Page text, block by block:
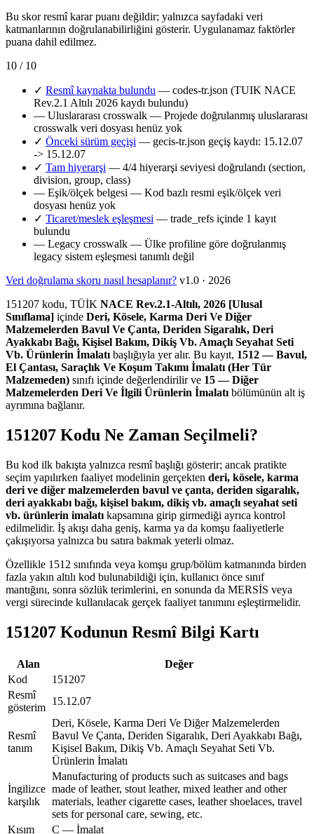
Bu skor resmî karar puanı değildir; yalnızca sayfadaki veri
katmanlarının doğrulanabilirliğini gösterir. Uygulanamaz faktörler
puana dahil edilmez.
10 / 10
✓ Resmî kaynakta bulundu — codes-tr.json (TUIK NACE
Rev.2.1 Altılı 2026 kaydı bulundu)
— Uluslararası crosswalk — Projede doğrulanmış uluslararası
crosswalk veri dosyası henüz yok
✓ Önceki sürüm geçişi — gecis-tr.json geçiş kaydı: 15.12.07
-> 15.12.07
✓ Tam hiyerarşi — 4/4 hiyerarşi seviyesi doğrulandı (section,
division, group, class)
— Eşik/ölçek belgesi — Kod bazlı resmi eşik/ölçek veri
dosyası henüz yok
✓ Ticaret/meslek eşleşmesi — trade_refs içinde 1 kayıt
bulundu
— Legacy crosswalk — Ülke profiline göre doğrulanmış
legacy sistem eşleşmesi tanımlı değil
Veri doğrulama skoru nasıl hesaplanır? v1.0 · 2026
151207 kodu, TÜİK NACE Rev.2.1-Altılı, 2026 [Ulusal
Sınıflama] içinde Deri, Kösele, Karma Deri Ve Diğer
Malzemelerden Bavul Ve Çanta, Deriden Sigaralık, Deri
Ayakkabı Bağı, Kişisel Bakım, Dikiş Vb. Amaçlı Seyahat Seti
Vb. Ürünlerin İmalatıbaşlığıyla yer alır. Bu kayıt, 1512 — Bavul,
El Çantası, Saraçlık Ve Koşum Takımı İmalatı (Her Tür
Malzemeden) sınıfı içinde değerlendirilir ve 15 — Diğer
Malzemelerden Deri Ve İlgili Ürünlerin İmalatıbölümünün alt iş
ayrımına bağlanır.
151207 Kodu Ne Zaman Seçilmeli?
Bu kod ilk bakışta yalnızca resmî başlığı gösterir; ancak pratikte
seçim yapılırken faaliyet modelinin gerçekten deri, kösele, karma
deri ve diğer malzemelerden bavul ve çanta, deriden sigaralık,
deri ayakkabı bağı, kişisel bakım, dikiş vb. amaçlı seyahat seti
vb. ürünlerin imalatı kapsamına girip girmediği ayrıca kontrol
edilmelidir. İş akışı daha geniş, karma ya da komşu faaliyetlerle
çakışıyorsa yalnızca bu satıra bakmak yeterli olmaz.
Özellikle 1512 sınıfında veya komşu grup/bölüm katmanında birden
fazla yakın altılı kod bulunabildiği için, kullanıcı önce sınıf
mantığını, sonra sözlük terimlerini, en sonunda da MERSİS veya
vergi sürecinde kullanılacak gerçek faaliyet tanımını eşleştirmelidir.
151207 Kodunun Resmî Bilgi Kartı
Alan
Değer
Kod
151207
Resmî
gösterim
15.12.07
Resmî
tanım
Deri, Kösele, Karma Deri Ve Diğer Malzemelerden
Bavul Ve Çanta, Deriden Sigaralık, Deri Ayakkabı Bağı,
Kişisel Bakım, Dikiş Vb. Amaçlı Seyahat Seti Vb.
Ürünlerin İmalatı
İngilizce
karşılık
Manufacturing of products such as suitcases and bags
made of leather, stout leather, mixed leather and other
materials, leather cigarette cases, leather shoelaces, travel
sets for personal care, sewing, etc.
Kısım
C — İmalat